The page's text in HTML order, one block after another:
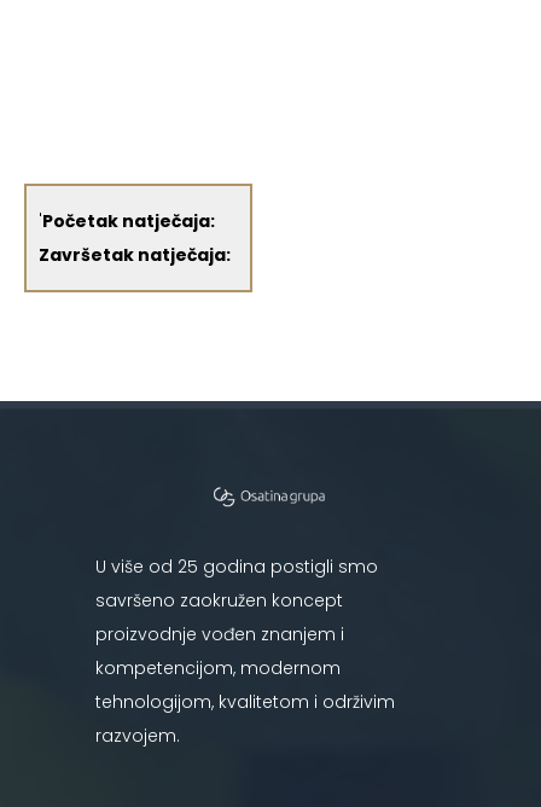
'Početak natječaja:
Završetak natječaja:
U više od 25 godina postigli smo
savršeno zaokružen koncept
proizvodnje vođen znanjem i
kompetencijom, modernom
tehnologijom, kvalitetom i održivim
razvojem.